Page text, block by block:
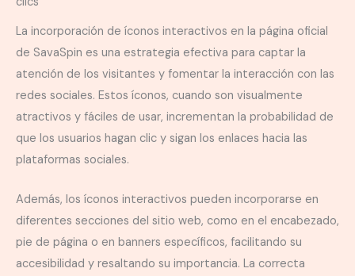
La incorporación de íconos interactivos en la página oficial
de SavaSpin es una estrategia efectiva para captar la
atención de los visitantes y fomentar la interacción con las
redes sociales. Estos íconos, cuando son visualmente
atractivos y fáciles de usar, incrementan la probabilidad de
que los usuarios hagan clic y sigan los enlaces hacia las
plataformas sociales.
Además, los íconos interactivos pueden incorporarse en
diferentes secciones del sitio web, como en el encabezado,
pie de página o en banners específicos, facilitando su
accesibilidad y resaltando su importancia. La correcta